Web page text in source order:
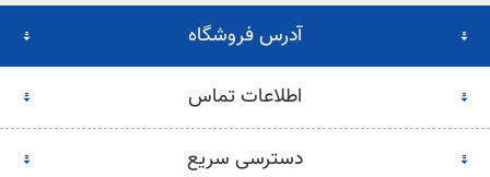
آدرس فروشگاه
اطلاعات تماس
دسترسی سریع